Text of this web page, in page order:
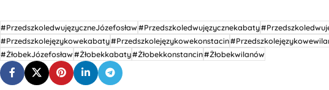
#PrzedszkoledwujęzyczneJózefosław#Przedszkoledwujęzycznekabaty
#Przedszkolejęzykowekabaty#Przedszkolejęzykowekonstacin
#ŻłobekJózefosław#Żłobekkabaty#Żłobekkonstancin#Żłobekwilanów